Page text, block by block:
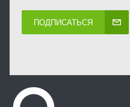
ПОДПИСАТЬСЯ